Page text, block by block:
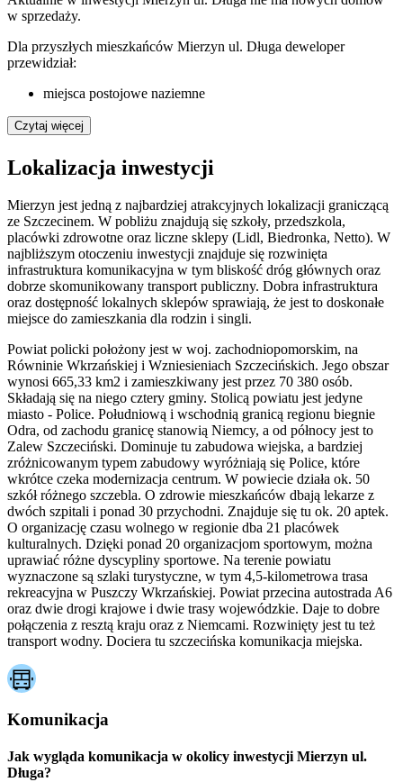
w sprzedaży.
Dla przyszłych mieszkańców Mierzyn ul. Długa deweloper
przewidział:
miejsca postojowe naziemne
Czytaj więcej
Lokalizacja inwestycji
Mierzyn jest jedną z najbardziej atrakcyjnych lokalizacji graniczącą
ze Szczecinem. W pobliżu znajdują się szkoły, przedszkola,
placówki zdrowotne oraz liczne sklepy (Lidl, Biedronka, Netto). W
najbliższym otoczeniu inwestycji znajduje się rozwinięta
infrastruktura komunikacyjna w tym bliskość dróg głównych oraz
dobrze skomunikowany transport publiczny. Dobra infrastruktura
oraz dostępność lokalnych sklepów sprawiają, że jest to doskonałe
miejsce do zamieszkania dla rodzin i singli.
Powiat policki położony jest w woj. zachodniopomorskim, na
Równinie Wkrzańskiej i Wzniesieniach Szczecińskich. Jego obszar
wynosi 665,33 km2 i zamieszkiwany jest przez 70 380 osób.
Składają się na niego cztery gminy. Stolicą powiatu jest jedyne
miasto - Police. Południową i wschodnią granicą regionu biegnie
Odra, od zachodu granicę stanowią Niemcy, a od północy jest to
Zalew Szczeciński. Dominuje tu zabudowa wiejska, a bardziej
zróżnicowanym typem zabudowy wyróżniają się Police, które
wkrótce czeka modernizacja centrum. W powiecie działa ok. 50
szkół różnego szczebla. O zdrowie mieszkańców dbają lekarze z
dwóch szpitali i ponad 30 przychodni. Znajduje się tu ok. 20 aptek.
O organizację czasu wolnego w regionie dba 21 placówek
kulturalnych. Dzięki ponad 20 organizacjom sportowym, można
uprawiać różne dyscypliny sportowe. Na terenie powiatu
wyznaczone są szlaki turystyczne, w tym 4,5-kilometrowa trasa
rekreacyjna w Puszczy Wkrzańskiej. Powiat przecina autostrada A6
oraz dwie drogi krajowe i dwie trasy wojewódzkie. Daje to dobre
połączenia z resztą kraju oraz z Niemcami. Rozwinięty jest tu też
transport wodny. Dociera tu szczecińska komunikacja miejska.
Komunikacja
Jak wygląda komunikacja w okolicy inwestycji Mierzyn ul.
Długa?